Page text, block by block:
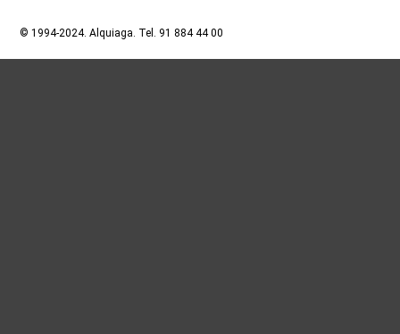
© 1994-2024. Alquiaga. Tel. 91 884 44 00